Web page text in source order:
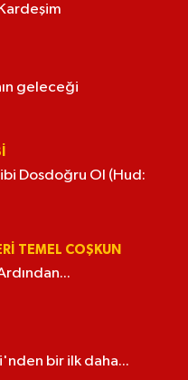
geleceği
Dosdoğru Ol (Hud:
TEMEL COŞKUN
bir ilk daha...